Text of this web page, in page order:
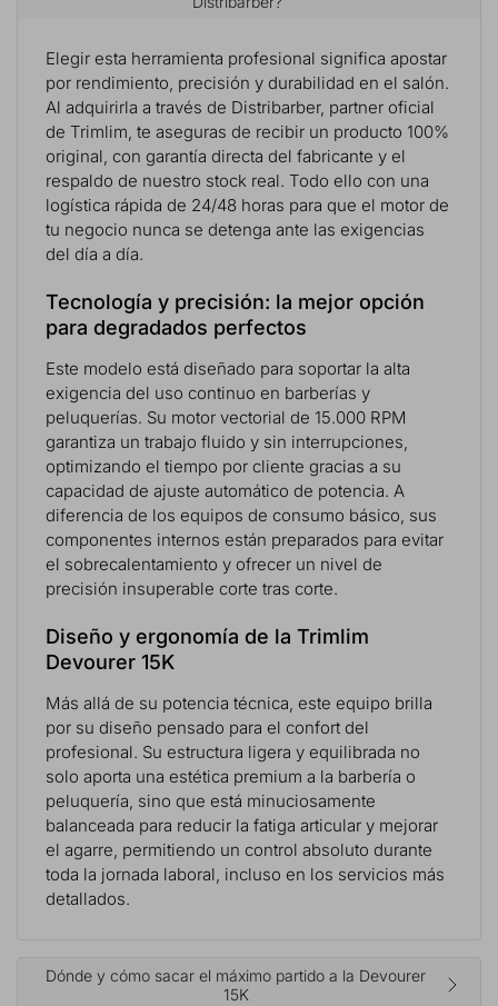
Elegir esta herramienta profesional significa apostar
por rendimiento, precisión y durabilidad en el salón.
Al adquirirla a través de Distribarber, partner oficial
de Trimlim, te aseguras de recibir un producto 100%
original, con garantía directa del fabricante y el
respaldo de nuestro stock real. Todo ello con una
logística rápida de 24/48 horas para que el motor de
tu negocio nunca se detenga ante las exigencias
del día a día.
Tecnología y precisión: la mejor opción
para degradados perfectos
Este modelo está diseñado para soportar la alta
exigencia del uso continuo en barberías y
peluquerías. Su motor vectorial de 15.000 RPM
garantiza un trabajo fluido y sin interrupciones,
optimizando el tiempo por cliente gracias a su
capacidad de ajuste automático de potencia. A
diferencia de los equipos de consumo básico, sus
componentes internos están preparados para evitar
el sobrecalentamiento y ofrecer un nivel de
precisión insuperable corte tras corte.
Diseño y ergonomía de la Trimlim
Devourer 15K
Más allá de su potencia técnica, este equipo brilla
por su diseño pensado para el confort del
profesional. Su estructura ligera y equilibrada no
solo aporta una estética premium a la barbería o
peluquería, sino que está minuciosamente
balanceada para reducir la fatiga articular y mejorar
el agarre, permitiendo un control absoluto durante
toda la jornada laboral, incluso en los servicios más
detallados.
Dónde y cómo sacar el máximo partido a la Devourer
15K